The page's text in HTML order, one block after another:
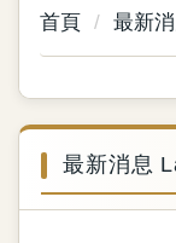
首頁 最新
最新消息